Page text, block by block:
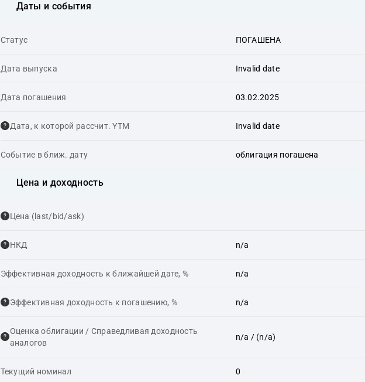
Даты и события
Статус ПОГАШЕНА
Дата выпуска Invalid date
Дата погашения 03.02.2025
Дата, к которой рассчит. YTM Invalid date
Событие в ближ. дату облигация погашена
Цена и доходность
Цена (last/bid/ask)
НКД n/a
Эффективная доходность к ближайшей дате, % n/a
Эффективная доходность к погашению, % n/a
Оценка облигации / Справедливая доходность
аналогов
n/a / (n/a)
Текущий номинал 0